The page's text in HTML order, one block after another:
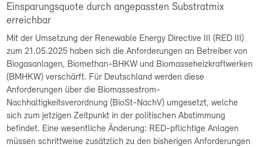
Einsparungsquote durch angepassten Substratmix
erreichbar
Mit der Umsetzung der Renewable Energy Directive III (RED III)
zum 21.05.2025 haben sich die Anforderungen an Betreiber von
Biogasanlagen, Biomethan-BHKW und Biomasseheizkraftwerken
(BMHKW) verschärft. Für Deutschland werden diese
Anforderungen über die Biomassestrom-
Nachhaltigkeitsverordnung (BioSt-NachV) umgesetzt, welche
sich zum jetzigen Zeitpunkt in der politischen Abstimmung
befindet. Eine wesentliche Änderung: RED-pflichtige Anlagen
müssen schrittweise zusätzlich zu den bisherigen Anforderungen